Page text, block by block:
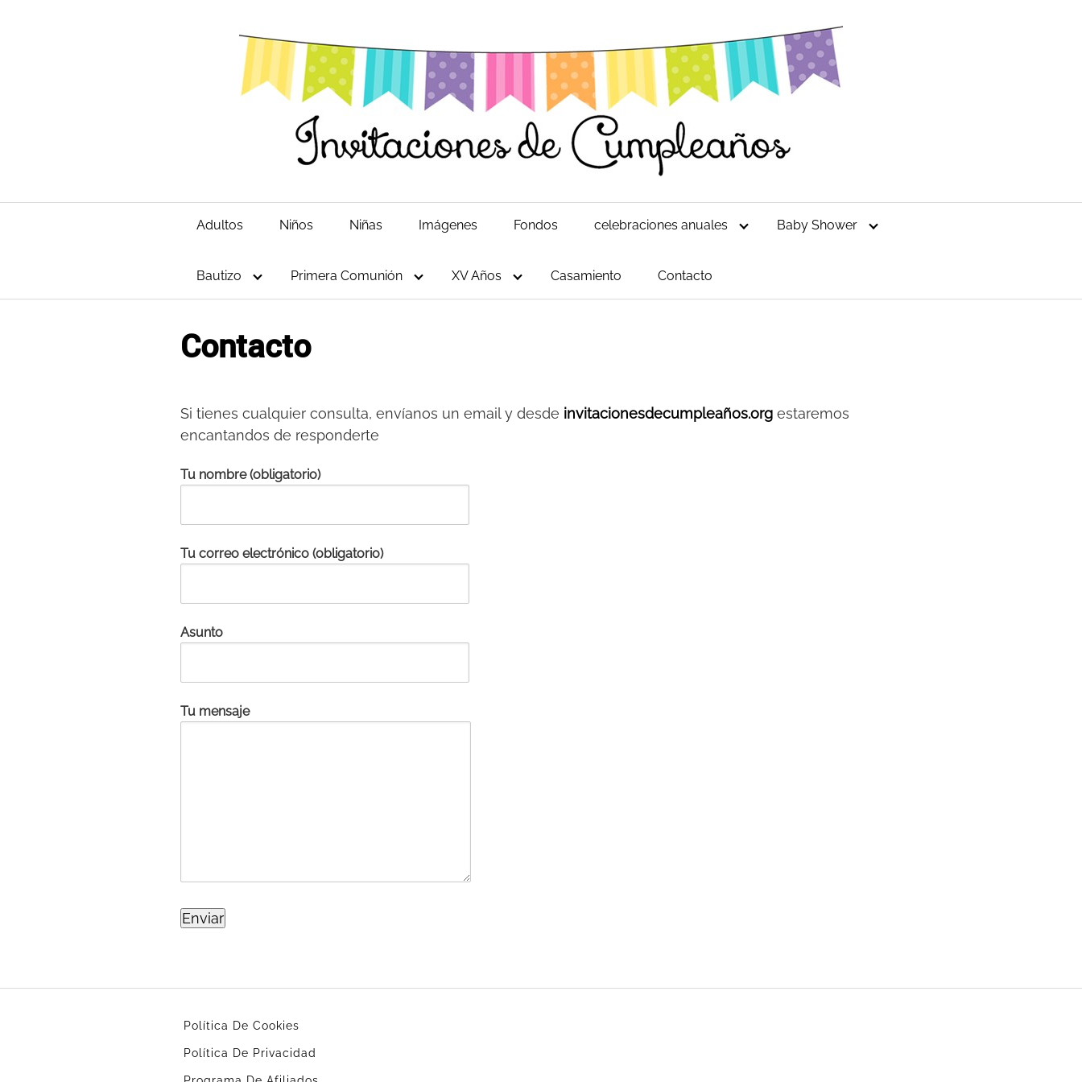
Adultos Niños Niñas Imágenes Fondos celebraciones anuales Baby Shower
Bautizo Primera Comunión XV Años Casamiento Contacto
Contacto
Si tienes cualquier consulta, envíanos un email y desde invitacionesdecumpleaños.org estaremos
encantandos de responderte
Tu nombre (obligatorio)
Tu correo electrónico (obligatorio)
Asunto
Tu mensaje
Política De Cookies
Política De Privacidad